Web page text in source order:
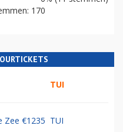
170
TUI
Zee €1235 TUI